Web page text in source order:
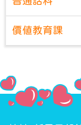
價值教育課